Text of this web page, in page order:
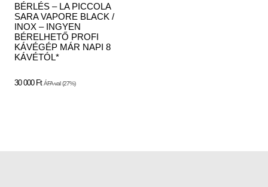
BÉRLÉS – LA PICCOLA
SARA VAPORE BLACK /
INOX – INGYEN
BÉRELHETŐ PROFI
KÁVÉGÉP MÁR NAPI 8
KÁVÉTÓL*
30 000 Ft ÁFA-val (27%)